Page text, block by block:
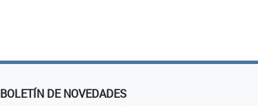
BOLETÍN DE NOVEDADES